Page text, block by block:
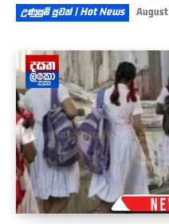
උණුසුම් පුවත් | Hot News